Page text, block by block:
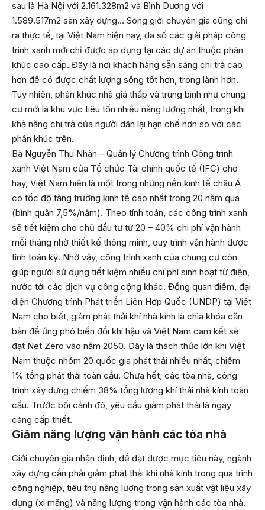
sau là Hà Nội với 2.161.328m2 và Bình Dương với
1.589.517m2 sàn xây dựng… Song giới chuyên gia cũng chỉ
ra thực tế, tại Việt Nam hiện nay, đa số các giải pháp công
trình xanh mới chỉ được áp dụng tại các dự án thuộc phân
khúc cao cấp. Đây là nơi khách hàng sẵn sàng chi trả cao
hơn để có được chất lượng sống tốt hơn, trong lành hơn.
Tuy nhiên, phân khúc nhà giá thấp và trung bình như chung
cư mới là khu vực tiêu tốn nhiều năng lượng nhất, trong khi
khả năng chi trả của người dân lại hạn chế hơn so với các
phân khúc trên.
Bà Nguyễn Thu Nhàn – Quản lý Chương trình Công trình
xanh Việt Nam của Tổ chức Tài chính quốc tế (IFC) cho
hay, Việt Nam hiện là một trong những nền kinh tế châu Á
có tốc độ tăng trưởng kinh tế cao nhất trong 20 năm qua
(bình quân 7,5%/năm). Theo tính toán, các công trình xanh
sẽ tiết kiệm cho chủ đầu tư từ 20 – 40% chi phí vận hành
mỗi tháng nhờ thiết kế thông minh, quy trình vận hành được
tính toán kỹ. Nhờ vậy, công trình xanh của chung cư còn
giúp người sử dụng tiết kiệm nhiều chi phí sinh hoạt từ điện,
nước tới các dịch vụ công cộng khác. Đồng quan điểm, đại
diện Chương trình Phát triển Liên Hợp Quốc (UNDP) tại Việt
Nam cho biết, giảm phát thải khí nhà kính là chìa khóa căn
bản để ứng phó biến đổi khí hậu và Việt Nam cam kết sẽ
đạt Net Zero vào năm 2050. Đây là thách thức lớn khi Việt
Nam thuộc nhóm 20 quốc gia phát thải nhiều nhất, chiếm
1% tổng phát thải toàn cầu. Chưa hết, các tòa nhà, công
trình xây dựng chiếm 38% tổng lượng khí thải nhà kính toàn
cầu. Trước bối cảnh đó, yêu cầu giảm phát thải là ngày
càng cấp thiết.
Giảm năng lượng vận hành các tòa nhà
Giới chuyên gia nhận định, để đạt được mục tiêu này, ngành
xây dựng cần phải giảm phát thải khí nhà kính trong quá trình
công nghiệp, tiêu thụ năng lượng trong sản xuất vật liệu xây
dựng (xi măng) và năng lượng trong vận hành các tòa nhà.